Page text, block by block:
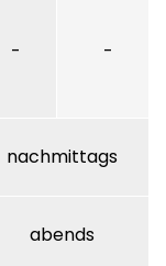
- -
nachmittags
abends